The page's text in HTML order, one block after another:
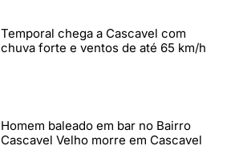
Temporal chega a Cascavel com
chuva forte e ventos de até 65 km/h
Homem baleado em bar no Bairro
Cascavel Velho morre em Cascavel